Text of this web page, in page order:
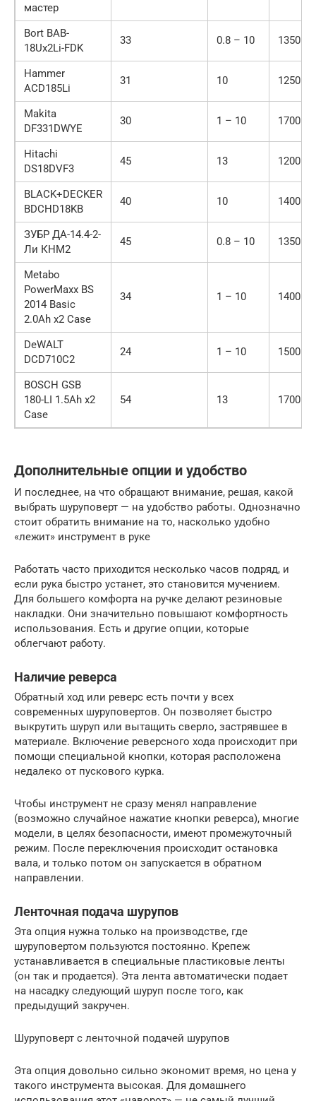
мастер
Bort BAB-
18Ux2Li-FDK
33 0.8 – 10 1350
Hammer
ACD185Li
31 10 1250
Makita
DF331DWYE
30 1 – 10 1700
Hitachi
DS18DVF3
45 13 1200
BLACK+DECKER
BDCHD18KB
40 10 1400
ЗУБР ДА-14.4-2-
Ли КНМ2
45 0.8 – 10 1350
Metabo
PowerMaxx BS
2014 Basic
2.0Ah x2 Case
34 1 – 10 1400
DeWALT
DCD710C2
24 1 – 10 1500
BOSCH GSB
180-LI 1.5Ah x2
Case
54 13 1700
Дополнительные опции и удобство
И последнее, на что обращают внимание, решая, какой
выбрать шуруповерт — на удобство работы. Однозначно
стоит обратить внимание на то, насколько удобно
«лежит» инструмент в руке
Работать часто приходится несколько часов подряд, и
если рука быстро устанет, это становится мучением.
Для большего комфорта на ручке делают резиновые
накладки. Они значительно повышают комфортность
использования. Есть и другие опции, которые
облегчают работу.
Наличие реверса
Обратный ход или реверс есть почти у всех
современных шуруповертов. Он позволяет быстро
выкрутить шуруп или вытащить сверло, застрявшее в
материале. Включение реверсного хода происходит при
помощи специальной кнопки, которая расположена
недалеко от пускового курка.
Чтобы инструмент не сразу менял направление
(возможно случайное нажатие кнопки реверса), многие
модели, в целях безопасности, имеют промежуточный
режим. После переключения происходит остановка
вала, и только потом он запускается в обратном
направлении.
Ленточная подача шурупов
Эта опция нужна только на производстве, где
шуруповертом пользуются постоянно. Крепеж
устанавливается в специальные пластиковые ленты
(он так и продается). Эта лента автоматически подает
на насадку следующий шуруп после того, как
предыдущий закручен.
Шуруповерт с ленточной подачей шурупов
Эта опция довольно сильно экономит время, но цена у
такого инструмента высокая. Для домашнего